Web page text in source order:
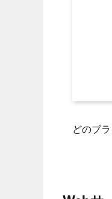
どのブ